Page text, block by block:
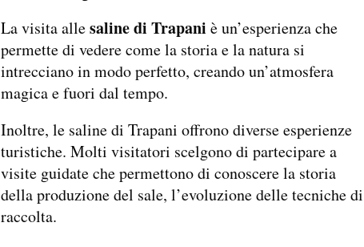
La visita allesaline di Trapani è un’esperienza che
permette di vedere come la storia e la natura si
intrecciano in modo perfetto, creando un’atmosfera
magica e fuori dal tempo.
Inoltre, le saline di Trapani offrono diverse esperienze
turistiche. Molti visitatori scelgono di partecipare a
visite guidate che permettono di conoscere la storia
della produzione del sale, l’evoluzione delle tecniche di
raccolta.